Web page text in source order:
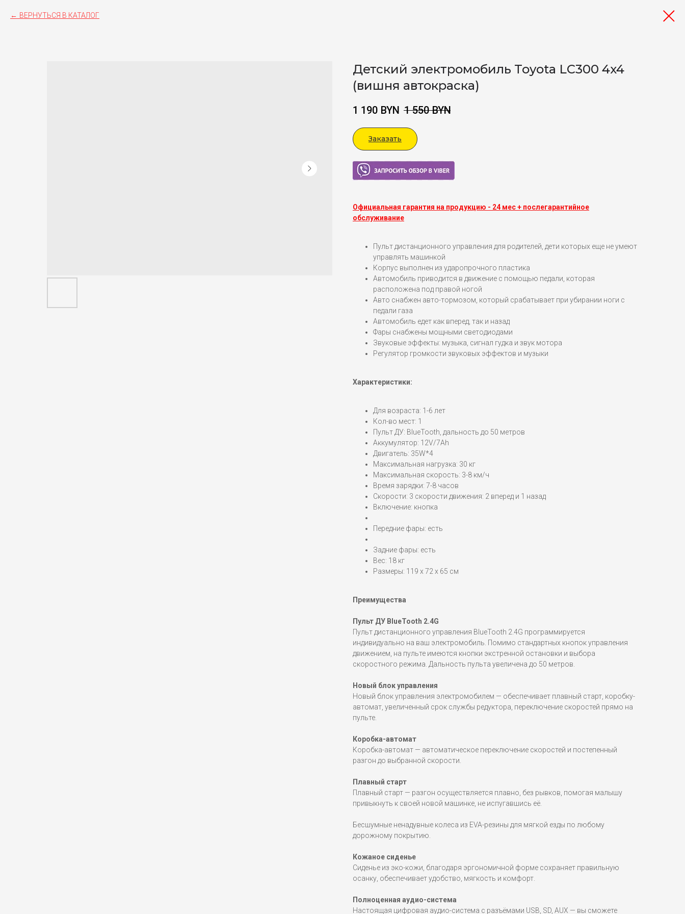
ВЕРНУТЬСЯ В КАТАЛОГ
Детский электромобиль Toyota LC300 4x4
(вишня автокраска)
1 190 BYN 1 550 BYN
Заказать
Viber
Официальная гарантия на продукцию - 24 мес + послегарантийное
обслуживание
Пульт дистанционного управления для родителей, дети которых еще не умеют
управлять машинкой
Корпус выполнен из ударопрочного пластика
Автомобиль приводится в движение с помощью педали, которая
расположена под правой ногой
Авто снабжен авто-тормозом, который срабатывает при убирании ноги с
педали газа
Автомобиль едет как вперед, так и назад
Фары снабжены мощными светодиодами
Звуковые эффекты: музыка, сигнал гудка и звук мотора
Регулятор громкости звуковых эффектов и музыки
Характеристики:
Для возраста: 1-6 лет
Кол-во мест: 1
Пульт ДУ: BlueTooth, дальность до 50 метров
Аккумулятор: 12V/7Ah
Двигатель: 35W*4
Максимальная нагрузка: 30 кг
Максимальная скорость: 3-8 км/ч
Время зарядки: 7-8 часов
Скорости: 3 скорости движения: 2 вперед и 1 назад
Включение: кнопка
Передние фары: есть
Задние фары: есть
Вес: 18 кг
Размеры: 119 х 72 х 65 см
Преимущества
Пульт ДУ BlueTooth 2.4G
Пульт дистанционного управления BlueTooth 2.4G программируется
индивидуально на ваш электромобиль. Помимо стандартных кнопок управления
движением, на пульте имеются кнопки экстренной остановки и выбора
скоростного режима. Дальность пульта увеличена до 50 метров.
Новый блок управления
Новый блок управления электромобилем — обеспечивает плавный старт, коробку-
автомат, увеличенный срок службы редуктора, переключение скоростей прямо на
пульте.
Коробка-автомат
Коробка-автомат — автоматическое переключение скоростей и постепенный
разгон до выбранной скорости.
Плавный старт
Плавный старт — разгон осуществляется плавно, без рывков, помогая малышу
привыкнуть к своей новой машинке, не испугавшись её.
Бесшумные ненадувные колеса из EVA-резины для мягкой езды по любому
дорожному покрытию.
Кожаное сиденье
Сиденье из эко-кожи, благодаря эргономичной форме сохраняет правильную
осанку, обеспечивает удобство, мягкость и комфорт.
Полноценная аудио-система
Настоящая цифровая аудио-система с разъёмами USB, SD, AUX — вы сможете